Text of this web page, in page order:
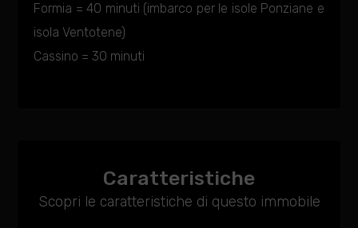
Formia = 40 minuti (imbarco per le isole Ponziane e
isola Ventotene)
Cassino = 30 minuti
Caratteristiche
Scopri le caratteristiche di questo immobile